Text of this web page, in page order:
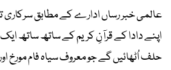
عالمی خبر رساں ادارے کے مطابق سرکاری
اپنے دادا کے قرآنِ کریم کے ساتھ ساتھ ایک
حلف اُٹھائیں گے جو معروف سیاہ فام مورخ